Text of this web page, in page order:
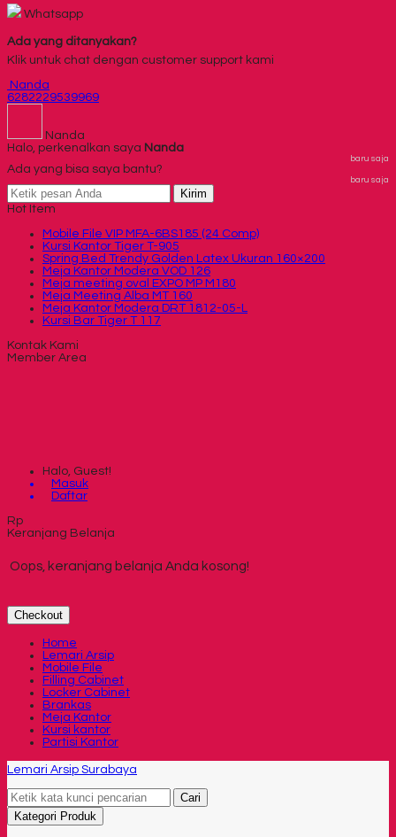
Whatsapp
Ada yang ditanyakan?
Klik untuk chat dengan customer support kami
Nanda
6282229539969
Nanda
Halo, perkenalkan saya Nanda
baru saja
Ada yang bisa saya bantu?
baru saja
Kirim
Hot Item
Mobile File VIP MFA-6BS185 (24 Comp)
Kursi Kantor Tiger T-905
Spring Bed Trendy Golden Latex Ukuran 160×200
Meja Kantor Modera VOD 126
Meja meeting oval EXPO MP M180
Meja Meeting Alba MT 160
Meja Kantor Modera DRT 1812-05-L
Kursi Bar Tiger T 117
Kontak Kami
Member Area
Halo, Guest!
Masuk
Daftar
Rp
Keranjang Belanja
Oops, keranjang belanja Anda kosong!
Checkout
Home
Lemari Arsip
Mobile File
Filling Cabinet
Locker Cabinet
Brankas
Meja Kantor
Kursi kantor
Partisi Kantor
Lemari Arsip Surabaya
Cari
Kategori Produk